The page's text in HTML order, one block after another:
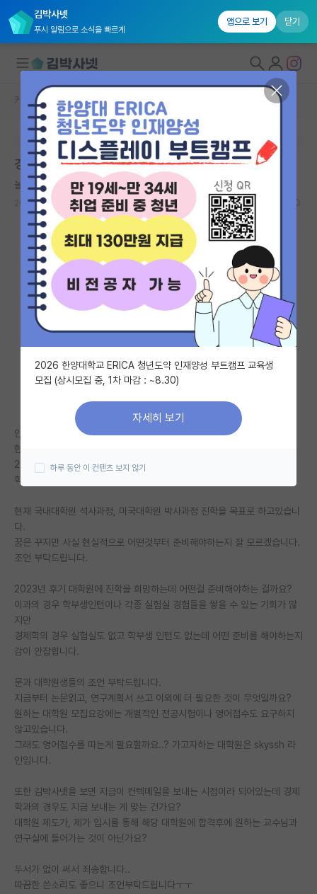
김박사넷
푸시 알림으로 소식을 빠르게
앱으로 보기 닫기
대학원생 모집
국내대학원 정보
연구실&오픈랩
커뮤니티
커뮤니티 홈
전체글보기
베스트 게시판
IF 명예의전당
자유 게시판(아무개랩)
미국 유학 게시판
미국 대학원 합격 후기 게시판
대학원생 모집 게시판
연구실(PI) 홍보 게시판
석박사 채용 정보 게시판
임용 정보 게시판
취업 게시판
임용 후기 게시판
PI 전용 게시판
인문사회 계열 게시판
특수/전문대학원 게시판
반도체/AI 게시판
학술 정보 게시판
홍보 게시판
유학교육
커뮤니티 홈 인문사회 계열 게시판
본문이 수정되지 않는 박제글입니다.
경제학 대학원 준비생 현실적인 조언이 필요합니다.
놀란 백석
2023.02.06 8 5501
안녕하세요!
현재 인서울 중위권 대학교 경제학과 4학년에 재학중인 여자입니다.
26살이고, 개인적인 사정으로 졸업이 많이 늦어졌습니다..
학점은 4.15정도이고 별다른 연구경험과 논문은 없습니다.
현재 국내대학원 석사과정, 미국대학원 박사과정 진학을 목표로 하고있습니
다.
꿈은 꾸지만 사실 현실적으로 어떤것부터 준비해야하는지 잘 모르겠습니다.
조언 부탁드립니다.
2023년 후기 대학원에 진학을 희망하는데 어떤걸 준비해야하는 걸까요?
이과의 경우 학부생인턴이나 각종 실험실 경험들을 쌓을 수 있는 기회가 많
지만
경제학의 경우 실험실도 없고 학부생 인턴도 없는데 어떤 준비를 해야하는지
감이 안잡힙니다.
문과 대학원생들의 조언 부탁드립니다.
지금부터 논문읽고, 연구계획서 쓰고 이외에 더 필요한 것이 무엇일까요?
원하는 대학원 모집요강에는 개별적인 전공시험이나 영어점수도 요구하지
않고있습니다.
그래도 영어점수를 따는게 필요할까요..? 가고자하는 대학원은 skyssh 라
인입니다.
또한 김박사넷을 보면 지금이 컨텍메일을 보내는 시점이라 되어있는데 경제
학과의 경우도 지금 보내는 게 맞는 건가요?
대학원 제도가, 제가 입시를 통해 해당 대학원에 합격후에 원하는 교수님과
연구실에 들어가는 것이 아닌가요?
두서가 없이 써서 죄송합니다..
따끔한 쓴소리도 좋으니 조언부탁드립니다ㅜㅜ
2026 한양대학교 ERICA 청년도약 인재양성 부트캠프 교육생
모집 (상시모집 중, 1차 마감 : ~8.30)
자세히 보기
하루 동안 이 컨텐츠 보지 않기